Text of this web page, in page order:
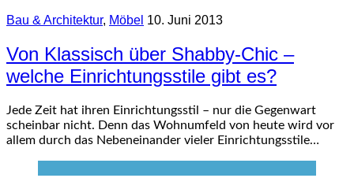
Bau & Architektur, Möbel 10. Juni 2013
Von Klassisch über Shabby-Chic –
welche Einrichtungsstile gibt es?
Jede Zeit hat ihren Einrichtungsstil – nur die Gegenwart
scheinbar nicht. Denn das Wohnumfeld von heute wird vor
allem durch das Nebeneinander vieler Einrichtungsstile…